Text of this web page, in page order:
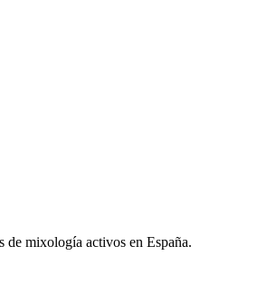
de mixología activos en España.